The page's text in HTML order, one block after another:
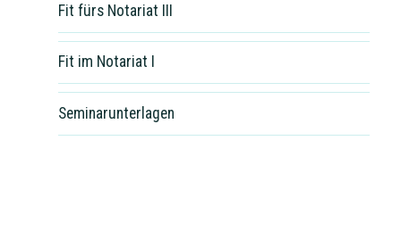
Fit fürs Notariat III
Fit im Notariat I
Seminarunterlagen